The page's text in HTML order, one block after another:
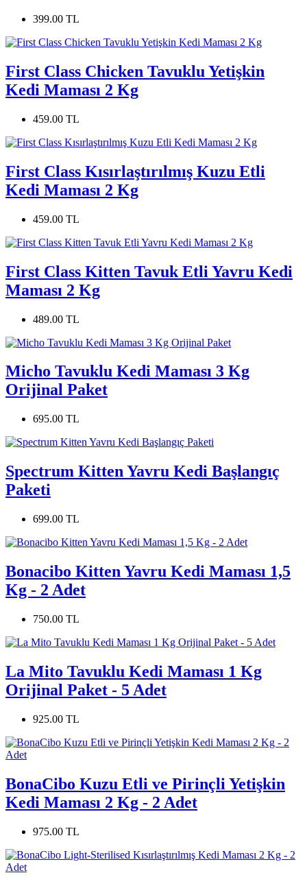
399.00 TL
First Class Chicken Tavuklu Yetişkin
Kedi Maması 2 Kg
459.00 TL
First Class Kısırlaştırılmış Kuzu Etli
Kedi Maması 2 Kg
459.00 TL
First Class Kitten Tavuk Etli Yavru Kedi
Maması 2 Kg
489.00 TL
Micho Tavuklu Kedi Maması 3 Kg
Orijinal Paket
695.00 TL
Spectrum Kitten Yavru Kedi Başlangıç
Paketi
699.00 TL
Bonacibo Kitten Yavru Kedi Maması 1,5
Kg - 2 Adet
750.00 TL
La Mito Tavuklu Kedi Maması 1 Kg
Orijinal Paket - 5 Adet
925.00 TL
BonaCibo Kuzu Etli ve Pirinçli Yetişkin
Kedi Maması 2 Kg - 2 Adet
975.00 TL